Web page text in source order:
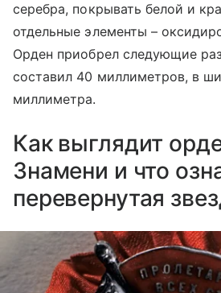
серебра, покрывать белой и
отдельные элементы –
Орден приобрел следующие
составил 40 миллиметров, в
миллиметра.
Как выглядит
Знамени и что
перевернутая